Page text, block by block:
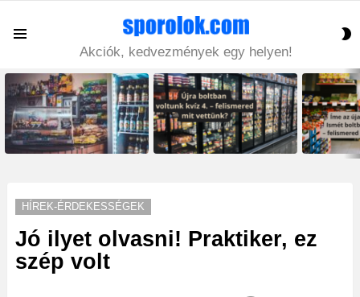
Akciók, kedvezmények egy helyen!
LATEST
STORIES
HÍREK-ÉRDEKESSÉGEK
Jó ilyet olvasni! Praktiker, ez
szép volt